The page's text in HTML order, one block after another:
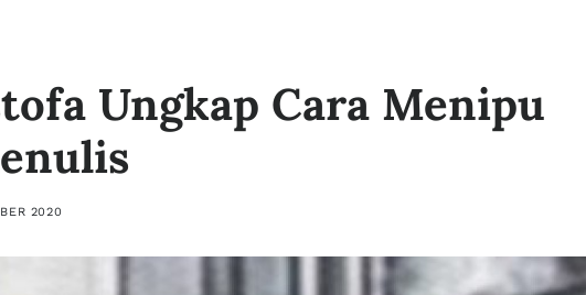
Ungkap Cara Menipu
2020